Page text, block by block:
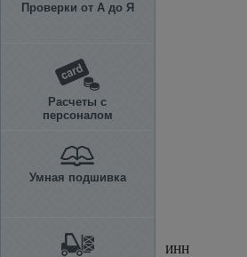
Проверки от А до Я
Расчеты с
персоналом
Умная подшивка
ИНН